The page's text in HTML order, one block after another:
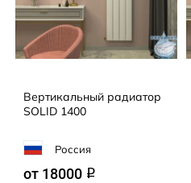
Вертикальный радиатор
SOLID 1400
Россия
от 18000 q